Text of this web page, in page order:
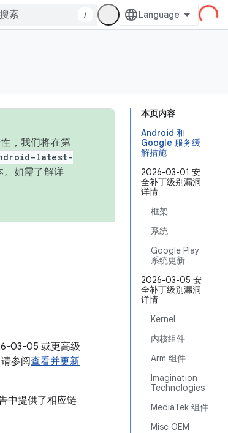
/
本页内容
Android 和
Google 服务缓
解措施
2026-03-01 安
全补丁级别漏洞
详情
框架
系统
Google Play
系统更新
2026-03-05 安
全补丁级别漏洞
详情
Kernel
内核组件
Arm 组件
Imagination
Technologies
MediaTek 组件
Misc OEM
，我们将在第
latest-
。如需了解详
03-05 或更高级
参阅查看并更新
中提供了相应链